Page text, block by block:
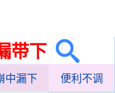
带下
中漏下 便利不调